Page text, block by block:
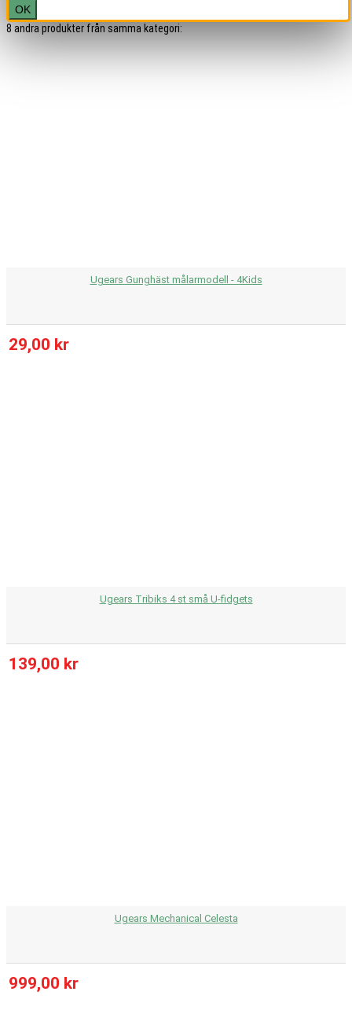
OK
8 andra produkter från samma kategori:
Ugears Gunghäst målarmodell - 4Kids
29,00 kr
Ugears Tribiks 4 st små U-fidgets
139,00 kr
Ugears Mechanical Celesta
999,00 kr